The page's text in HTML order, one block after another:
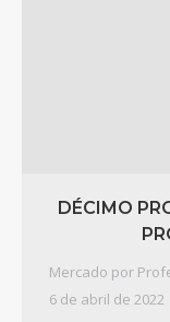
DÉCIMO
Mercado por
6 de abril de 2022